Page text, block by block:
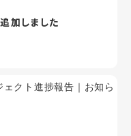
加しました